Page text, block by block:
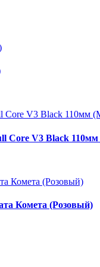
Core V3 Black
Комета (Розовый)